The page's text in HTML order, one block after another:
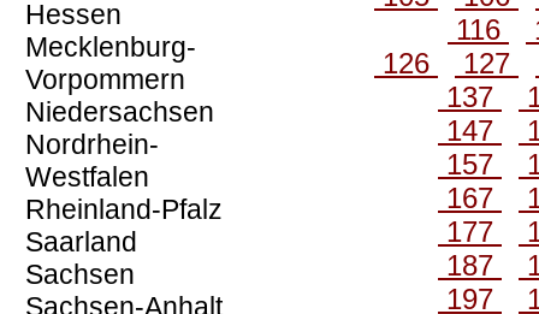
Hessen
Mecklenburg-
Vorpommern
Niedersachsen
Nordrhein-
Westfalen
Rheinland-Pfalz
Saarland
Sachsen
Sachsen-Anhalt
116
126
127
137
147
157
167
177
187
197